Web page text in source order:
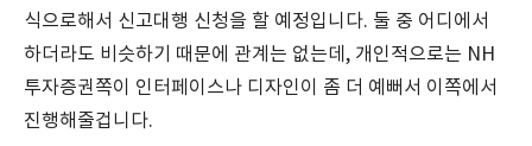
식으로해서 신고대행 신청을 할 예정입니다. 둘 중 어디에서
하더라도 비슷하기 때문에 관계는 없는데, 개인적으로는 NH
투자증권쪽이 인터페이스나 디자인이 좀 더 예뻐서 이쪽에서
진행해줄겁니다.